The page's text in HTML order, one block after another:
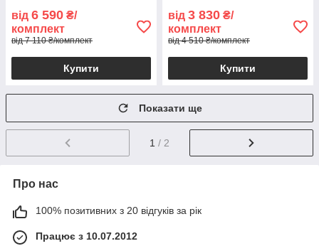
від 6 590 ₴/
комплект
від 7 110 ₴/комплект
Купити
від 3 830 ₴/
комплект
від 4 510 ₴/комплект
Купити
Показати ще
1 / 2
Про нас
100% позитивних з 20 відгуків за рік
Працює з 10.07.2012